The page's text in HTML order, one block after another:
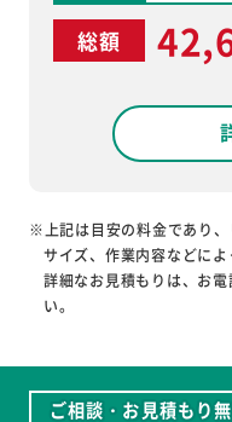
総額
※上記は目安の料金であり、
サイズ、作業内容などによ
詳細なお見積もりは、お
い。
ご相談・お見積もり